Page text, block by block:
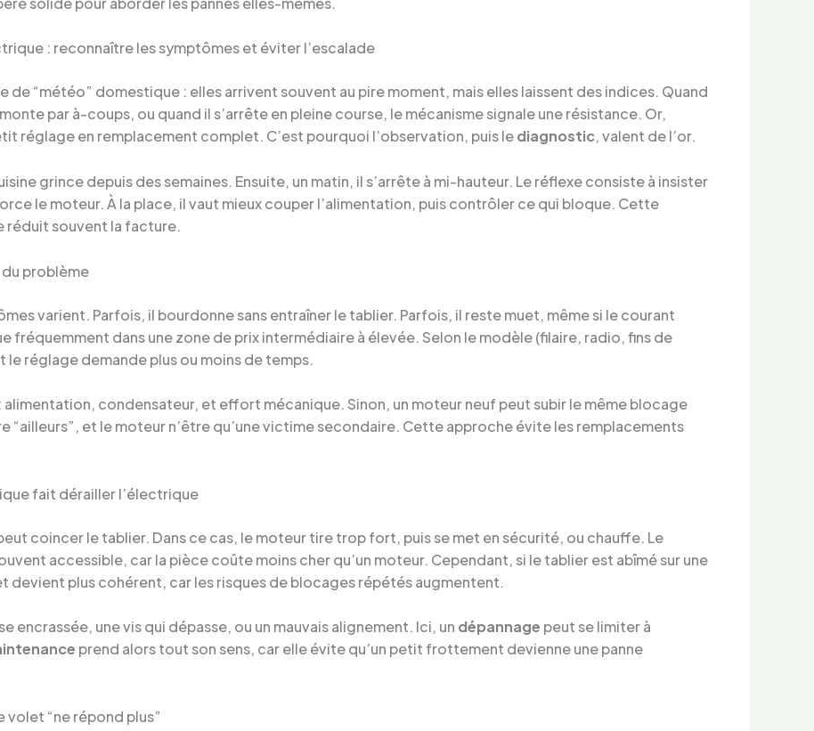
: reconnaître les symptômes et éviter l’escalade
de “météo” domestique : elles arrivent souvent au pire moment, mais elles laissent des indices. Quand
par à-coups, ou quand il s’arrête en pleine course, le mécanisme signale une résistance. Or,
réglage en remplacement complet. C’est pourquoi l’observation, puis lediagnostic, valent de l’or.
grince depuis des semaines. Ensuite, un matin, il s’arrête à mi-hauteur. Le réflexe consiste à insister
le moteur. À la place, il vaut mieux couper l’alimentation, puis contrôler ce qui bloque. Cette
réduit souvent la facture.
problème
varient. Parfois, il bourdonne sans entraîner le tablier. Parfois, il reste muet, même si le courant
fréquemment dans une zone de prix intermédiaire à élevée. Selon le modèle (filaire, radio, fins de
réglage demande plus ou moins de temps.
condensateur, et effort mécanique. Sinon, un moteur neuf peut subir le même blocage
“ailleurs”, et le moteur n’être qu’une victime secondaire. Cette approche évite les remplacements
fait dérailler l’électrique
coincer le tablier. Dans ce cas, le moteur tire trop fort, puis se met en sécurité, ou chauffe. Le
accessible, car la pièce coûte moins cher qu’un moteur. Cependant, si le tablier est abîmé sur une
devient plus cohérent, car les risques de blocages répétés augmentent.
encrassée, une vis qui dépasse, ou un mauvais alignement. Ici, un dépannage peut se limiter à
prend alors tout son sens, car elle évite qu’un petit frottement devienne une panne
“ne répond plus”